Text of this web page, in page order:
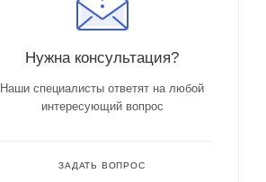
Нужна консультация?
Наши специалисты ответят на любой
интересующий вопрос
ЗАДАТЬ ВОПРОС